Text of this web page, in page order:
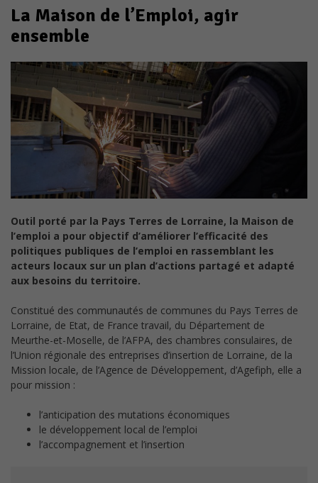
La Maison de l’Emploi, agir
ensemble
Outil porté par la Pays Terres de Lorraine, la Maison de
l’emploi a pour objectif d’améliorer l’efficacité des
politiques publiques de l’emploi en rassemblant les
acteurs locaux sur un plan d’actions partagé et adapté
aux besoins du territoire.
Constitué des communautés de communes du Pays Terres de
Lorraine, de Etat, de France travail, du Département de
Meurthe-et-Moselle, de l’AFPA, des chambres consulaires, de
l’Union régionale des entreprises d’insertion de Lorraine, de la
Mission locale, de l’Agence de Développement, d’Agefiph, elle a
pour mission :
l’anticipation des mutations économiques
le développement local de l’emploi
l’accompagnement et l’insertion